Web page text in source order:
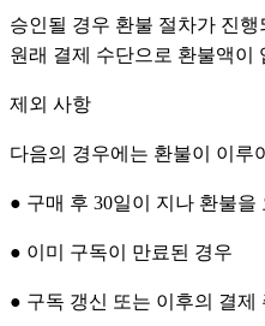
승인될 경우 환불 절차가 진행
원래 결제 수단으로 환불액이
제외 사항
다음의 경우에는 환불이 이루
● 구매 후 30일이 지나 환불을
● 이미 구독이 만료된 경우
● 구독 갱신 또는 이후의 결제